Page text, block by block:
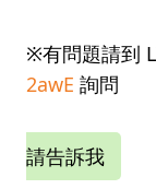
※有問題請到
2awE 詢問
請告訴我